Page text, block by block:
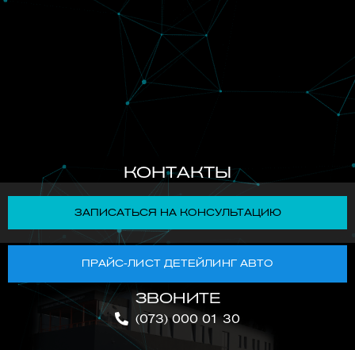
КОНТАКТЫ
ЗАПИСАТЬСЯ НА КОНСУЛЬТАЦИЮ
ПРАЙС-ЛИСТ ДЕТЕЙЛИНГ АВТО
ЗВОНИТЕ
(073) 000 01 30